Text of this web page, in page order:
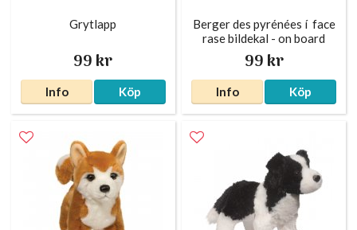
Grytlapp
99 kr
Info Köp
Berger des pyrénées í face
rase bildekal - on board
99 kr
Info Köp